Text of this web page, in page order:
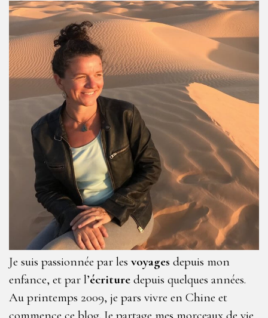
Je suis passionnée par les voyages depuis mon
enfance, et par l’écriture depuis quelques années.
Au printemps 2009, je pars vivre en Chine et